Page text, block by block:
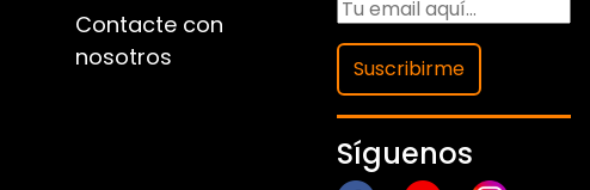
Contacte con
nosotros
Suscribirme
Síguenos